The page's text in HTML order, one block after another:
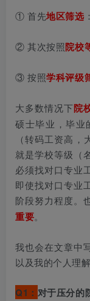
① 首先地区筛选
② 其次按照院校
③ 按照学科评级
大多数情况下院
硕士毕业，毕业
（转码工资高，
就是学校等级（
必须找对口专业
即使找对口专业
阶段努力程度。
重要。
我也会在文章中
以及我的个人理
Q1： 对于压分的